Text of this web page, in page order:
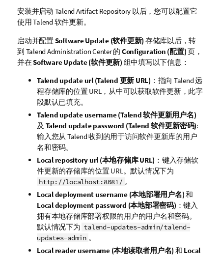
安装并启动 Talend Artifact Repository 以后，您可以配置它
使用Talend 软件更新。
启动并配置Software Update (软件更新) 存储库以后，转
到 Talend Administration Center的 Configuration (配置)页，
并在Software Update (软件更新) 组中填写以下信息：
Talend update url (Talend 更新 URL) ：指向 Talend远
程存储库的位置 URL，从中可以获取软件更新，此字
段默认已填充。
Talend update username (Talend 软件更新用户名)
及 Talend update password (Talend 软件更新密码):
输入您从 Talend收到的用于访问软件更新库的用户
名和密码。
Local repository url (本地存储库 URL) ：键入存储软
件更新的存储库的位置 URL。默认情况下为
http://localhost:8081/ 。
Local deployment username (本地部署用户名)和
Local deployment password (本地部署密码) ：键入
拥有本地存储库部署权限的用户的用户名和密码。
默认情况下为 talend-updates-admin/talend-
updates-admin 。
Local reader username (本地读取者用户名) 和 Local